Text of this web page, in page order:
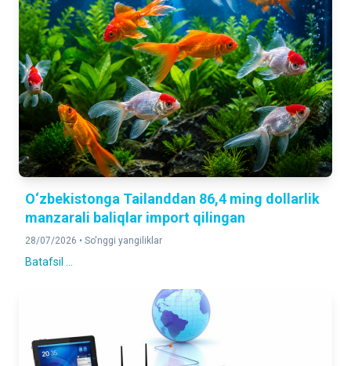
O‘zbekistonga Tailanddan 86,4 ming dollarlik
manzarali baliqlar import qilingan
28/07/2026 • So'nggi yangiliklar
Batafsil ...